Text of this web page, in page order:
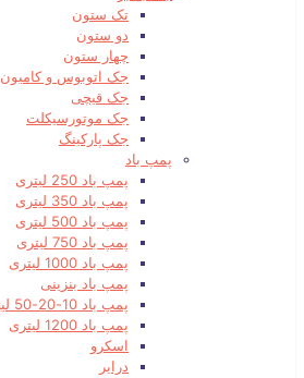
تک ستون
دو ستون
چهار ستون
جک اتوبوس و کامیون
جک قیچی
جک موتورسیکلت
جک پارکینگ
پمپ باد
پمپ باد 250 لیتری
پمپ باد 350 لیتری
پمپ باد 500 لیتری
پمپ باد 750 لیتری
پمپ باد 1000 لیتری
پمپ باد بنزینی
پمپ باد 10-20-50 لیتری
پمپ باد 1200 لیتری
اسکرو
درایر